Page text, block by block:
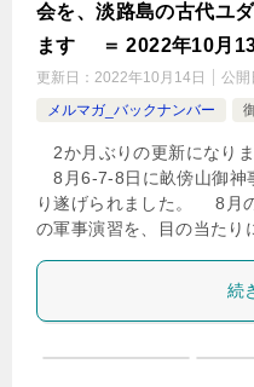
会を、淡路島の古代ユ
ます ＝ 2022年10月
更新日： 2022年10月14日 公開
メルマガ_バックナンバー
2か月ぶりの更新になり
8月6-7-8日に畝傍山御神
り遂げられました。 8月
の軍事演習を、目の当た
続